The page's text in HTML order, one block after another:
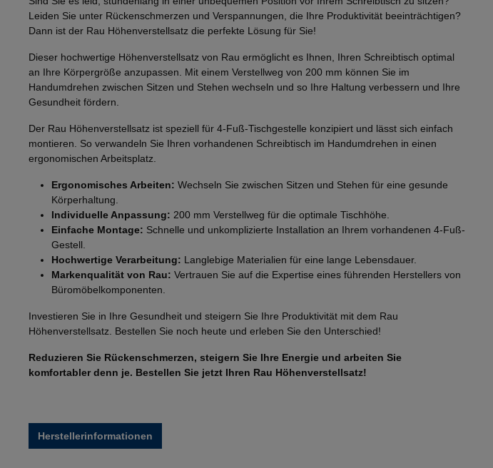
Leiden Sie unter Rückenschmerzen und Verspannungen, die Ihre Produktivität beeinträchtigen?
Dann ist der Rau Höhenverstellsatz die perfekte Lösung für Sie!
Dieser hochwertige Höhenverstellsatz von Rau ermöglicht es Ihnen, Ihren Schreibtisch optimal
an Ihre Körpergröße anzupassen. Mit einem Verstellweg von 200 mm können Sie im
Handumdrehen zwischen Sitzen und Stehen wechseln und so Ihre Haltung verbessern und Ihre
Gesundheit fördern.
Der Rau Höhenverstellsatz ist speziell für 4-Fuß-Tischgestelle konzipiert und lässt sich einfach
montieren. So verwandeln Sie Ihren vorhandenen Schreibtisch im Handumdrehen in einen
ergonomischen Arbeitsplatz.
Ergonomisches Arbeiten: Wechseln Sie zwischen Sitzen und Stehen für eine gesunde
Körperhaltung.
Individuelle Anpassung: 200 mm Verstellweg für die optimale Tischhöhe.
Einfache Montage: Schnelle und unkomplizierte Installation an Ihrem vorhandenen 4-Fuß-
Gestell.
Hochwertige Verarbeitung: Langlebige Materialien für eine lange Lebensdauer.
Markenqualität von Rau: Vertrauen Sie auf die Expertise eines führenden Herstellers von
Büromöbelkomponenten.
Investieren Sie in Ihre Gesundheit und steigern Sie Ihre Produktivität mit dem Rau
Höhenverstellsatz. Bestellen Sie noch heute und erleben Sie den Unterschied!
Reduzieren Sie Rückenschmerzen, steigern Sie Ihre Energie und arbeiten Sie
komfortabler denn je. Bestellen Sie jetzt Ihren Rau Höhenverstellsatz!
Herstellerinformationen